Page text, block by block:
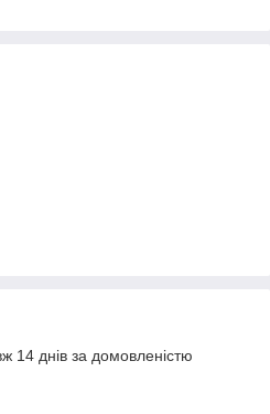
14 днів за домовленістю